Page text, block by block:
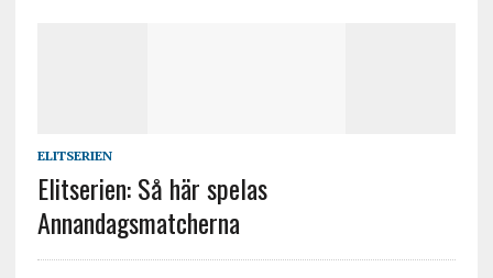
ELITSERIEN
Elitserien: Så här spelas
Annandagsmatcherna